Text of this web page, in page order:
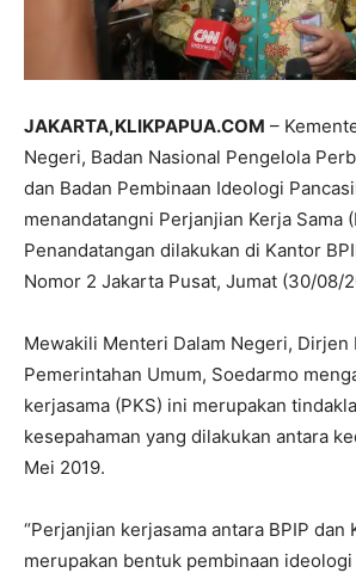
JAKARTA,KLIKPAPUA.COM –
Negeri, Badan Nasional Pengelola
dan Badan Pembinaan Ideologi
menandatangni Perjanjian Kerja Sama
Penandatangan dilakukan di Kantor
Nomor 2 Jakarta Pusat, Jumat (30/08/
Mewakili Menteri Dalam Negeri, Dirjen
Pemerintahan Umum, Soedarmo
kerjasama (PKS) ini merupakan
kesepahaman yang dilakukan antara
Mei 2019.
“Perjanjian kerjasama antara BPIP dan
merupakan bentuk pembinaan ideologi